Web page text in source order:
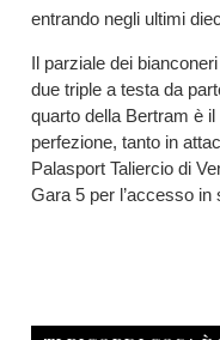
entrando negli ultimi
Il parziale dei
due triple a testa da
quarto della Bertram è
perfezione, tanto in
Palasport Taliercio di
Gara 5 per l’accesso in